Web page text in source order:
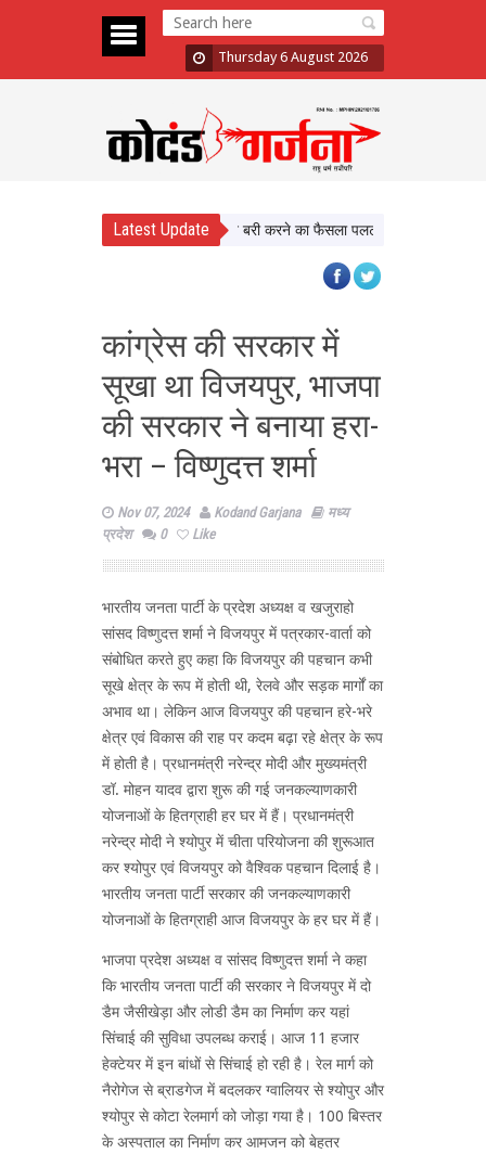
Thursday 6 August 2026
Latest Update
Assault Case: Bombay HC ने बरी करने का फैसला पलटा, दोषी करार
कांग्रेस की सरकार में
सूखा था विजयपुर, भाजपा
की सरकार ने बनाया हरा-
भरा – विष्णुदत्त शर्मा
Nov 07, 2024 Kodand Garjana
मध्य
प्रदेश
0 Like
भारतीय जनता पार्टी के प्रदेश अध्यक्ष व खजुराहो
सांसद विष्णुदत्त शर्मा ने विजयपुर में पत्रकार-वार्ता को
संबोधित करते हुए कहा कि विजयपुर की पहचान कभी
सूखे क्षेत्र के रूप में होती थी, रेलवे और सड़क मार्गों का
अभाव था। लेकिन आज विजयपुर की पहचान हरे-भरे
क्षेत्र एवं विकास की राह पर कदम बढ़ा रहे क्षेत्र के रूप
में होती है। प्रधानमंत्री नरेन्द्र मोदी और मुख्यमंत्री
डॉ. मोहन यादव द्वारा शुरू की गई जनकल्याणकारी
योजनाओं के हितग्राही हर घर में हैं। प्रधानमंत्री
नरेन्द्र मोदी ने श्योपुर में चीता परियोजना की शुरूआत
कर श्योपुर एवं विजयपुर को वैश्विक पहचान दिलाई है।
भारतीय जनता पार्टी सरकार की जनकल्याणकारी
योजनाओं के हितग्राही आज विजयपुर के हर घर में हैं।
भाजपा प्रदेश अध्यक्ष व सांसद विष्णुदत्त शर्मा ने कहा
कि भारतीय जनता पार्टी की सरकार ने विजयपुर में दो
डैम जैसीखेड़ा और लोडी डैम का निर्माण कर यहां
सिंचाई की सुविधा उपलब्ध कराई। आज 11 हजार
हेक्टेयर में इन बांधों से सिंचाई हो रही है। रेल मार्ग को
नैरोगेज से ब्राडगेज में बदलकर ग्वालियर से श्योपुर और
श्योपुर से कोटा रेलमार्ग को जोड़ा गया है। 100 बिस्तर
के अस्पताल का निर्माण कर आमजन को बेहतर